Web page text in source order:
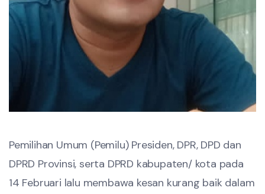
Pemilihan Umum (Pemilu) Presiden, DPR, DPD dan
DPRD Provinsi, serta DPRD kabupaten/ kota pada
14 Februari lalu membawa kesan kurang baik dalam